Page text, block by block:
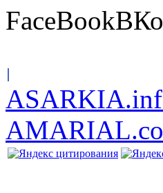
FaceBook